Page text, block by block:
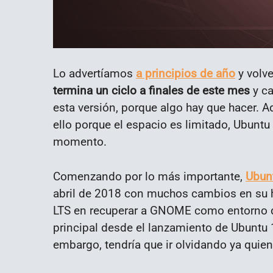
Lo advertíamos a principios de año y
termina un ciclo a finales de este mes y
esta versión, porque algo hay que hacer.
ello porque el espacio es limitado,
momento.
Comenzando por lo más importante,
abril de 2018 con muchos cambios en su
LTS en recuperar a GNOME como
principal desde el lanzamiento de Ubuntu
embargo, tendría que ir olvidando ya